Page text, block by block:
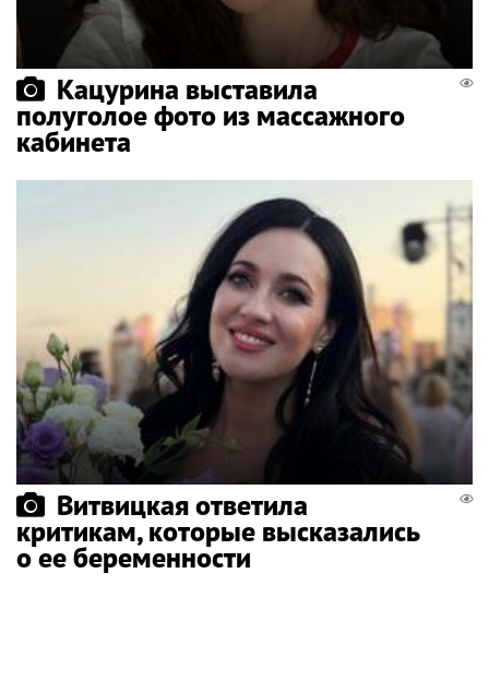
Кацурина выставила
полуголое фото из массажного
кабинета
Витвицкая ответила
критикам, которые высказались
о ее беременности